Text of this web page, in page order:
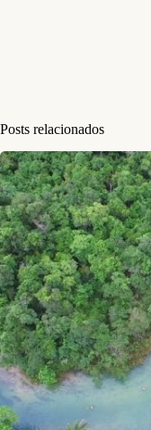
Posts relacionados